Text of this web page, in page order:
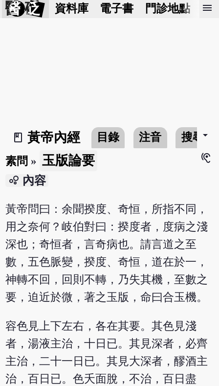
醫 砭 資料庫 電子書 門診地點 預
menu
book_2
黃帝內經 目錄 注音 搜尋arrow_drop_down
素問 » 玉版論要
hearing
bubble_chart 內容
黃帝問曰：余聞揆度、奇恒，所指不同，
用之奈何？岐伯對曰：揆度者，度病之淺
深也；奇恒者，言奇病也。請言道之至
數，五色脈變，揆度、奇恒，道在於一，
神轉不回，回則不轉，乃失其機，至數之
要，迫近於微，著之玉版，命曰合玉機。
容色見上下左右，各在其要。其色見淺
者，湯液主治，十日已。其見深者，必齊
主治，二十一日已。其見大深者，醪酒主
治，百日已。色夭面脫，不治，百日盡